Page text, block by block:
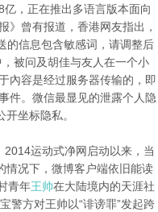
，正在推出多语言版本面向
》曾有报道，香港网友指出，
的信息包含敏感词，请调整后
被问及胡佳与友人在一个小
內容是经过服务器传输的，即
件。微信最显见的泄露个人隐
坐标隐私。
运动式净网启动以来，当
情况下，微博客户端依旧能读
青年王帅在大陆境内的天涯社
警方对王帅以“诽谤罪”发起跨